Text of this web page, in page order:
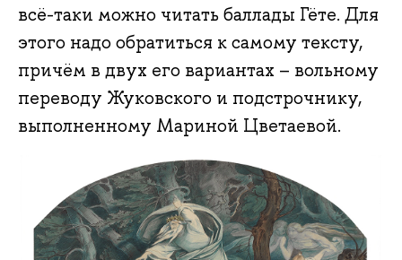
всё-таки можно читать баллады Гёте. Для
этого надо обратиться к самому тексту,
причём в двух его вариантах – вольному
переводу Жуковского и подстрочнику,
выполненному Мариной Цветаевой.